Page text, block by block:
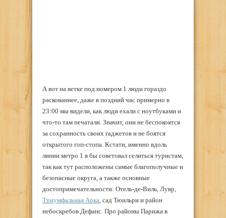
А вот на ветке под номером 1 люди гораздо
раскованнее, даже в поздний час примерно в
23:00 мы видели, как люди ехали с ноутбуками и
что-то там печатали. Значит, они не беспокоятся
за сохранность своих гаджетов и не боятся
открытого гоп-стопа. Кстати, именно вдоль
линии метро 1 я бы советовал селиться туристам,
так как тут расположены самые благополучные и
безопасные округа, а также основные
достопримечательности: Отель-де-Виль, Лувр,
Триумфальная Арка, сад Тюильри и район
небоскребов Дефанс. Про районы Парижа в